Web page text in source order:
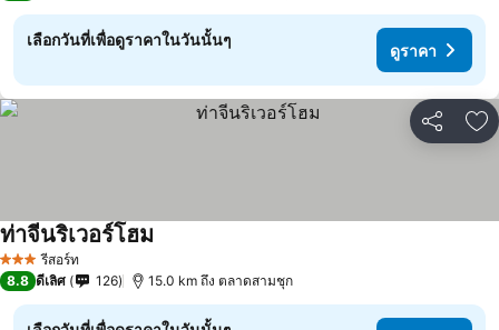
เลือกวันที่เพื่อดูราคาในวันนั้นๆ
ดูราคา
แชร์ เ
3 ดาว รีสอร์ท
ท่าจีนริเวอร์โฮม
8.8 ดีเลิศ 126 15.0 km ถึง ตลาดสามชุก